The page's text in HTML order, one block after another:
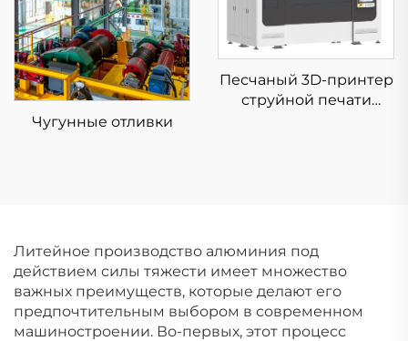
Чугунные отливки
Песчаный 3D-принтер
струйной печати
Литейное производство алюминия под
действием силы тяжести имеет множество
важных преимуществ, которые делают его
предпочтительным выбором в современном
машиностроении. Во-первых, этот процесс